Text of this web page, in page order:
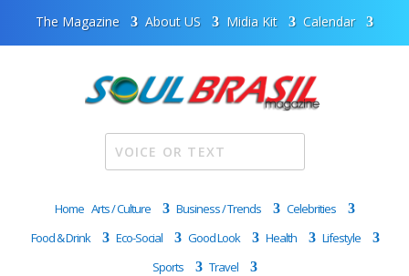
The Magazine About US Midia Kit Calendar
Home Arts / Culture Business / Trends
Celebrities
Food & Drink
Eco-Social Good Look Health
Lifestyle
Sports
Travel